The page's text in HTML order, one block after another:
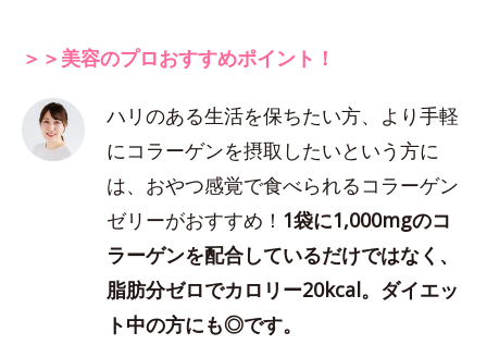
＞＞美容のプロおすすめポイント！
ハリのある生活を保ちたい方、より手軽
にコラーゲンを摂取したいという方に
は、おやつ感覚で食べられるコラーゲン
ゼリーがおすすめ！ 1袋に1,000mgのコ
ラーゲンを配合しているだけではなく、
脂肪分ゼロでカロリー20kcal。ダイエッ
ト中の方にも◎です。